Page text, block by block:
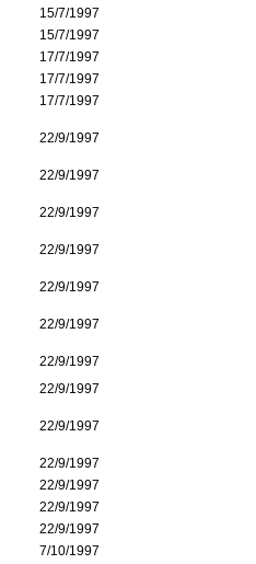
15/7/1997
15/7/1997
17/7/1997
17/7/1997
17/7/1997
22/9/1997
22/9/1997
22/9/1997
22/9/1997
22/9/1997
22/9/1997
22/9/1997
22/9/1997
22/9/1997
22/9/1997
22/9/1997
22/9/1997
22/9/1997
7/10/1997